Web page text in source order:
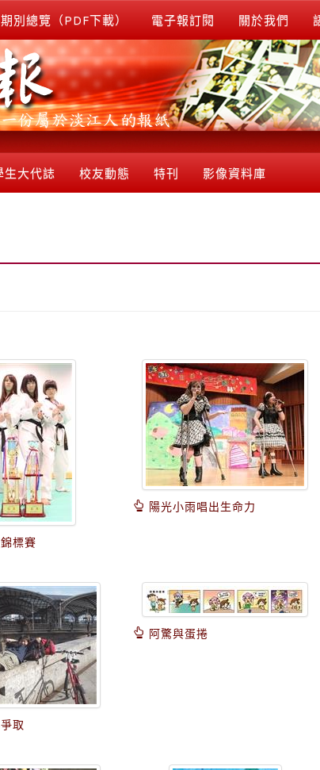
期別總覽（PDF下載） 電子報訂閱 關於我們
生大代誌 校友動態 特刊 影像資料庫
標賽
陽光小雨唱出生命力
取
阿驚與蛋捲